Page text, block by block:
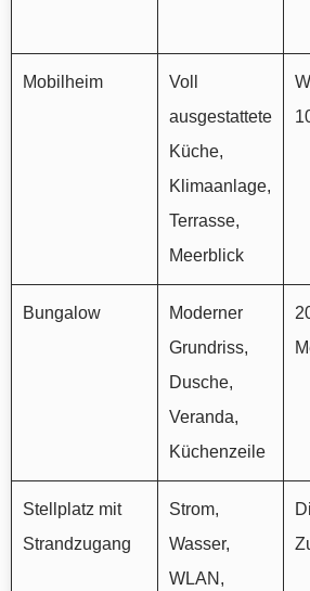
Mobilheim
Voll
ausgestattete
Küche,
Klimaanlage,
Terrasse,
Meerblick
Bungalow
Moderner
Grundriss,
Dusche,
Veranda,
Küchenzeile
Stellplatz mit
Strandzugang
Strom,
Wasser,
WLAN,